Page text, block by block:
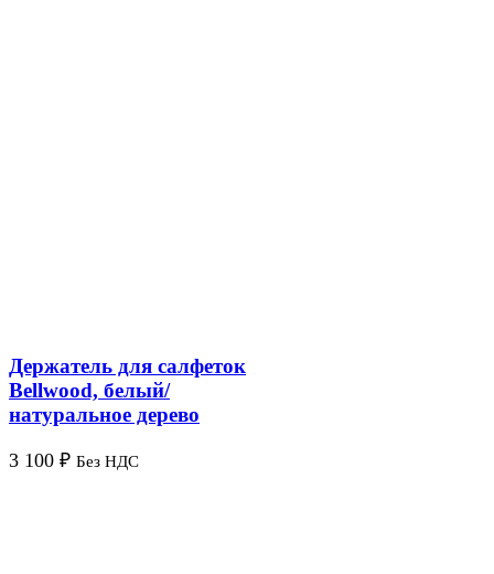
Держатель для салфеток
Bellwood, белый/
натуральное дерево
3 100 ₽ Без НДС